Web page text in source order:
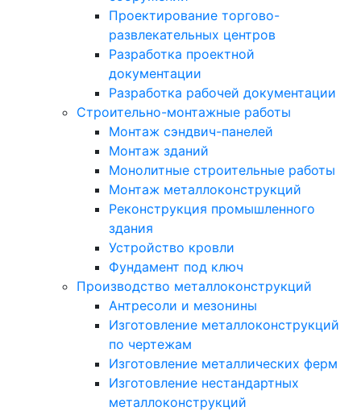
Проектирование торгово-
развлекательных центров
Разработка проектной
документации
Разработка рабочей документации
Строительно-монтажные работы
Монтаж сэндвич-панелей
Монтаж зданий
Монолитные строительные работы
Монтаж металлоконструкций
Реконструкция промышленного
здания
Устройство кровли
Фундамент под ключ
Производство металлоконструкций
Антресоли и мезонины
Изготовление металлоконструкций
по чертежам
Изготовление металлических ферм
Изготовление нестандартных
металлоконструкций